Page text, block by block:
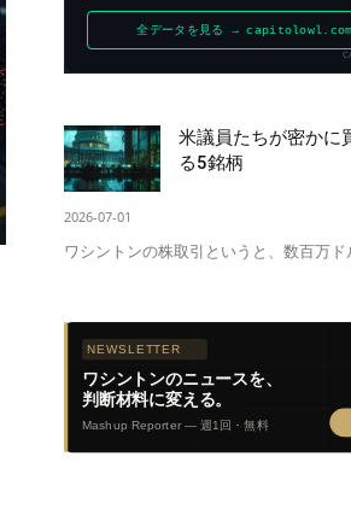
米議員たちが密かに
る5銘柄
2026-07-01
ワシントンの株取引というと、数百万ド
NEWSLETTER
ワシントンのニュースを、
判断材料に変える。
Mashup Reporter — 週1回・無料